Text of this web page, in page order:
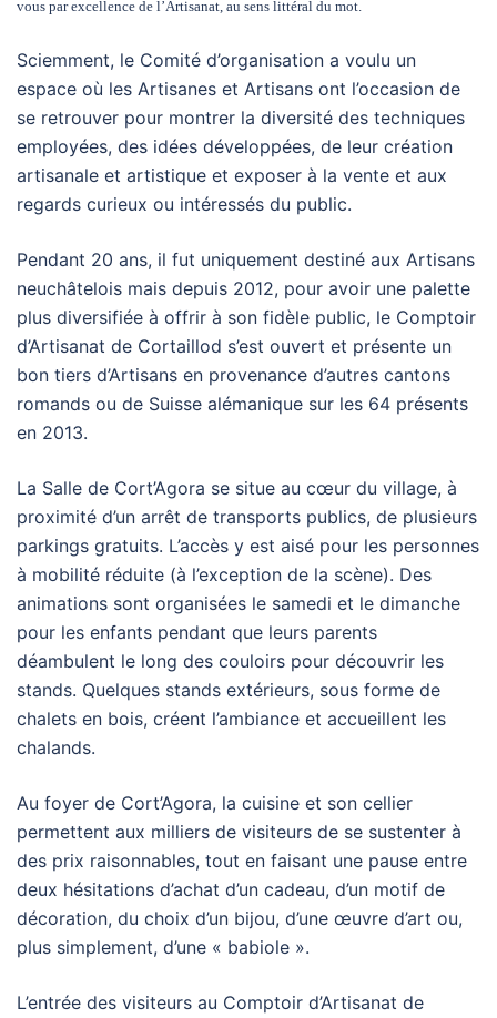
vous par excellence de l’Artisanat, au sens littéral du mot.
Sciemment, le Comité d’organisation a voulu un
espace où les Artisanes et Artisans ont l’occasion de
se retrouver pour montrer la diversité des techniques
employées, des idées développées, de leur création
artisanale et artistique et exposer à la vente et aux
regards curieux ou intéressés du public.
Pendant 20 ans, il fut uniquement destiné aux Artisans
neuchâtelois mais depuis 2012, pour avoir une palette
plus diversifiée à offrir à son fidèle public, le Comptoir
d’Artisanat de Cortaillod s’est ouvert et présente un
bon tiers d’Artisans en provenance d’autres cantons
romands ou de Suisse alémanique sur les 64 présents
en 2013.
La Salle de Cort’Agora se situe au cœur du village, à
proximité d’un arrêt de transports publics, de plusieurs
parkings gratuits. L’accès y est aisé pour les personnes
à mobilité réduite (à l’exception de la scène). Des
animations sont organisées le samedi et le dimanche
pour les enfants pendant que leurs parents
déambulent le long des couloirs pour découvrir les
stands. Quelques stands extérieurs, sous forme de
chalets en bois, créent l’ambiance et accueillent les
chalands.
Au foyer de Cort’Agora, la cuisine et son cellier
permettent aux milliers de visiteurs de se sustenter à
des prix raisonnables, tout en faisant une pause entre
deux hésitations d’achat d’un cadeau, d’un motif de
décoration, du choix d’un bijou, d’une œuvre d’art ou,
plus simplement, d’une « babiole ».
L’entrée des visiteurs au Comptoir d’Artisanat de